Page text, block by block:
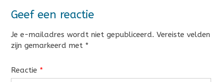
Geef een reactie
Je e-mailadres wordt niet gepubliceerd. Vereiste velden
zijn gemarkeerd met *
Reactie *